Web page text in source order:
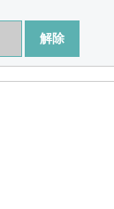
解除